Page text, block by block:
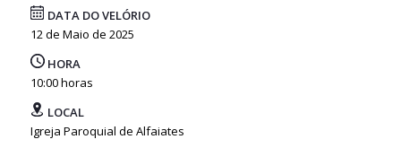
DATA DO VELÓRIO
12 de Maio de 2025
HORA
10:00 horas
LOCAL
Igreja Paroquial de Alfaiates